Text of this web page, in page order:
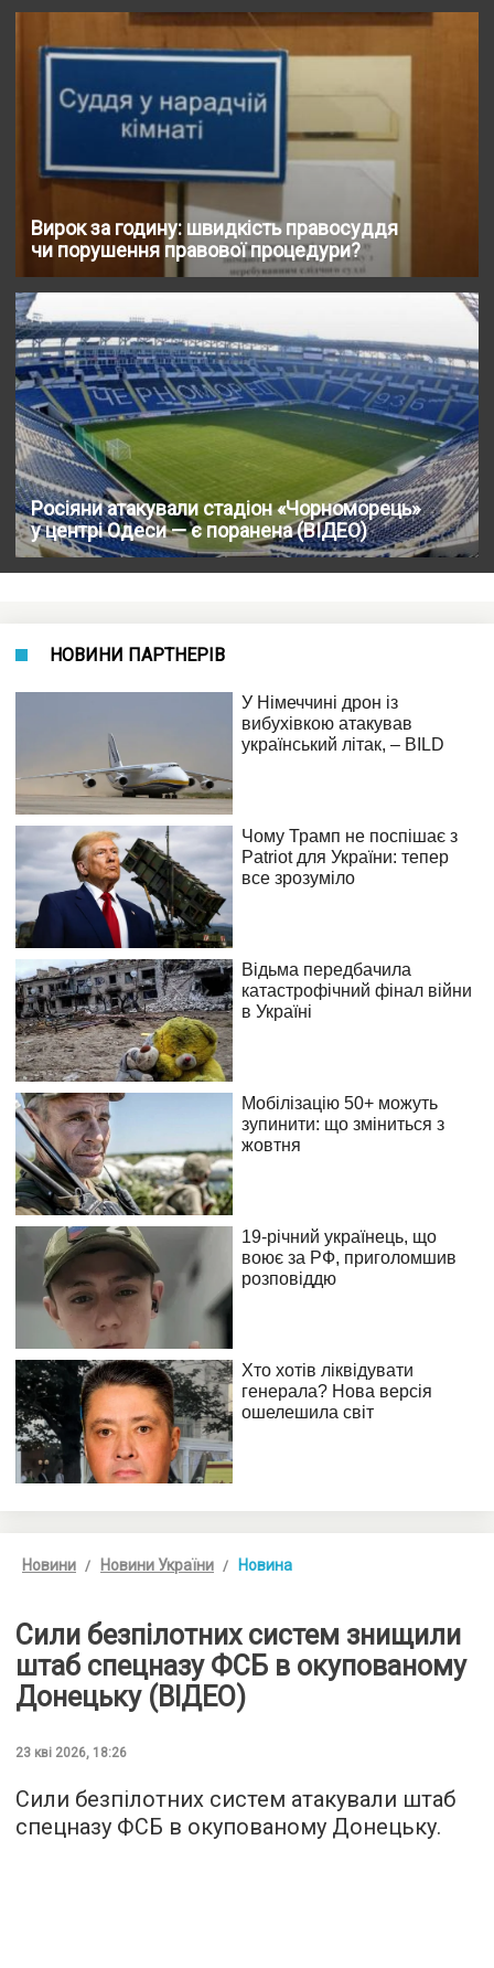
Вирок за годину: швидкість правосуддя
чи порушення правової процедури?
Росіяни атакували стадіон «Чорноморець»
у центрі Одеси — є поранена (ВІДЕО)
НОВИНИ ПАРТНЕРІВ
Новини Новини України Новина
Сили безпілотних систем знищили
штаб спецназу ФСБ в окупованому
Донецьку (ВІДЕО)
23 кві 2026, 18:26
Сили безпілотних систем атакували штаб
спецназу ФСБ в окупованому Донецьку.